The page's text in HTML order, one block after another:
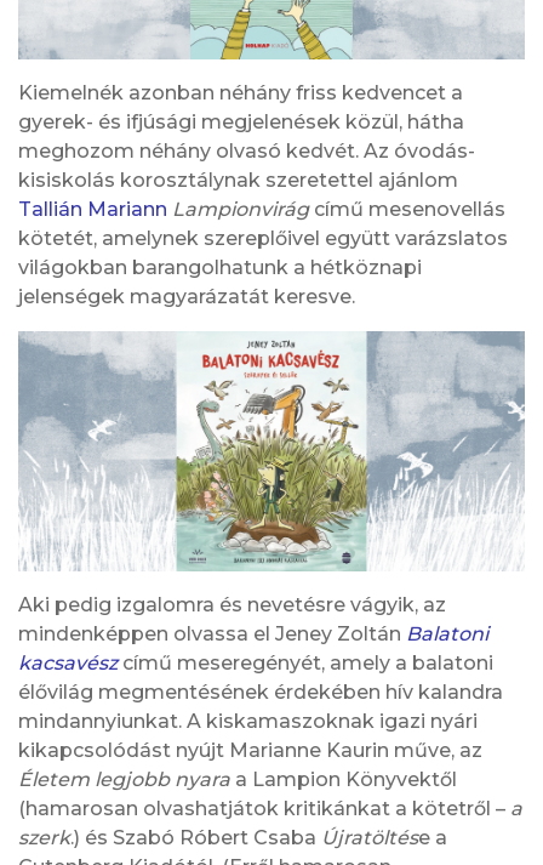
Kiemelnék azonban néhány friss kedvencet a
gyerek- és ifjúsági megjelenések közül, hátha
meghozom néhány olvasó kedvét. Az óvodás-
kisiskolás korosztálynak szeretettel ajánlom
Tallián Mariann Lampionvirágcímű mesenovellás
kötetét, amelynek szereplőivel együtt varázslatos
világokban barangolhatunk a hétköznapi
jelenségek magyarázatát keresve.
Aki pedig izgalomra és nevetésre vágyik, az
mindenképpen olvassa el Jeney Zoltán Balatoni
kacsavészcímű meseregényét, amely a balatoni
élővilág megmentésének érdekében hív kalandra
mindannyiunkat. A kiskamaszoknak igazi nyári
kikapcsolódást nyújt Marianne Kaurin műve, az
Életem legjobb nyara a Lampion Könyvektől
(hamarosan olvashatjátok kritikánkat a kötetről – a
szerk.) és Szabó Róbert Csaba Újratöltése a